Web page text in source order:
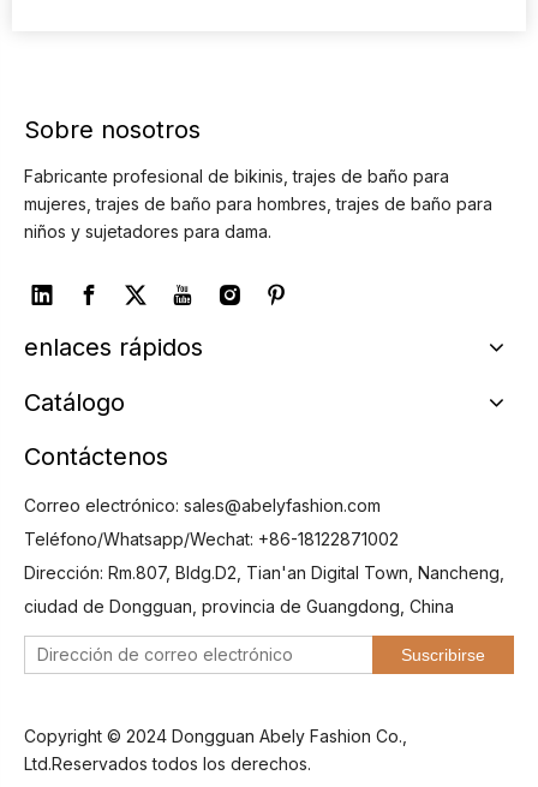
Sobre nosotros
Fabricante profesional de bikinis, trajes de baño para
mujeres, trajes de baño para hombres, trajes de baño para
niños y sujetadores para dama.
enlaces rápidos
Catálogo
Contáctenos
Correo electrónico: sales@abelyfashion.com
Teléfono/Whatsapp/Wechat: +86-18122871002
Dirección: Rm.807, Bldg.D2, Tian'an Digital Town, Nancheng,
ciudad de Dongguan, provincia de Guangdong, China
Suscribirse
Copyright © 2024 Dongguan Abely Fashion Co.,
Ltd.Reservados todos los derechos.